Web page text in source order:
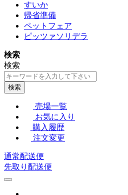
すいか
帰省準備
ペットフェア
ピッツァソリデラ
検索
検索
検索
売場一覧
お気に入り
購入履歴
注文変更
通常配送便
先取り配送便